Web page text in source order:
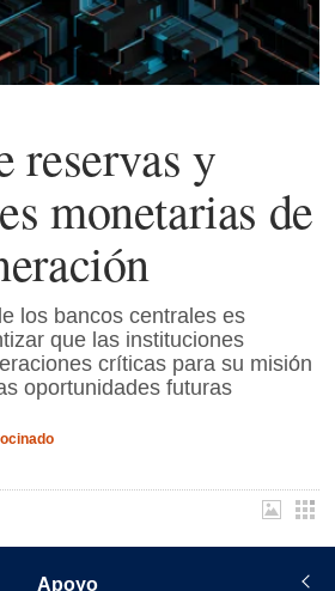
reservas y
monetarias de
los bancos centrales es
que las instituciones
críticas para su misión
oportunidades futuras
Apoyo